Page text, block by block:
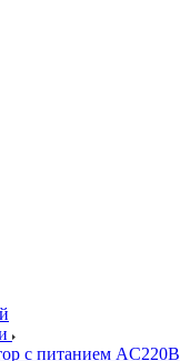
с питанием AC220В